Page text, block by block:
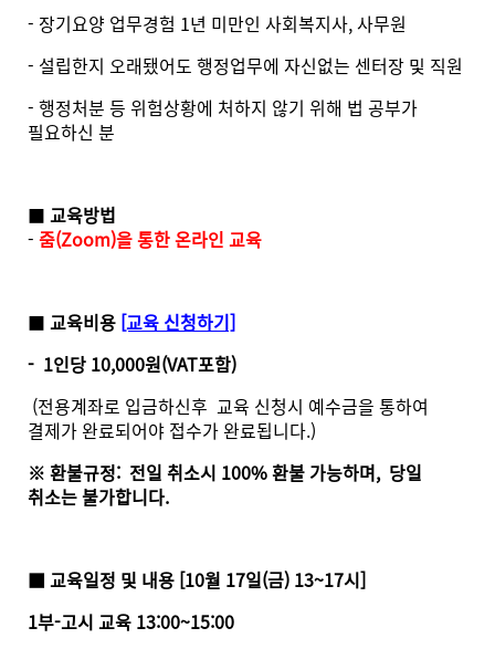
- 장기요양 업무경험 1년 미만인 사회복지사, 사무원
- 설립한지 오래됐어도 행정업무에 자신없는 센터장 및 직원
- 행정처분 등 위험상황에 처하지 않기 위해 법 공부가
필요하신 분
■ 교육방법
- 줌(Zoom)을 통한 온라인 교육
■ 교육비용 [교육 신청하기]
- 1인당 10,000원(VAT포함)
(전용계좌로 입금하신후 교육 신청시 예수금을 통하여
결제가 완료되어야 접수가 완료됩니다.)
※ 환불규정: 전일 취소시 100% 환불 가능하며, 당일
취소는 불가합니다.
■ 교육일정 및 내용 [10월 17일(금) 13~17시]
1부-고시 교육 13:00~15:00